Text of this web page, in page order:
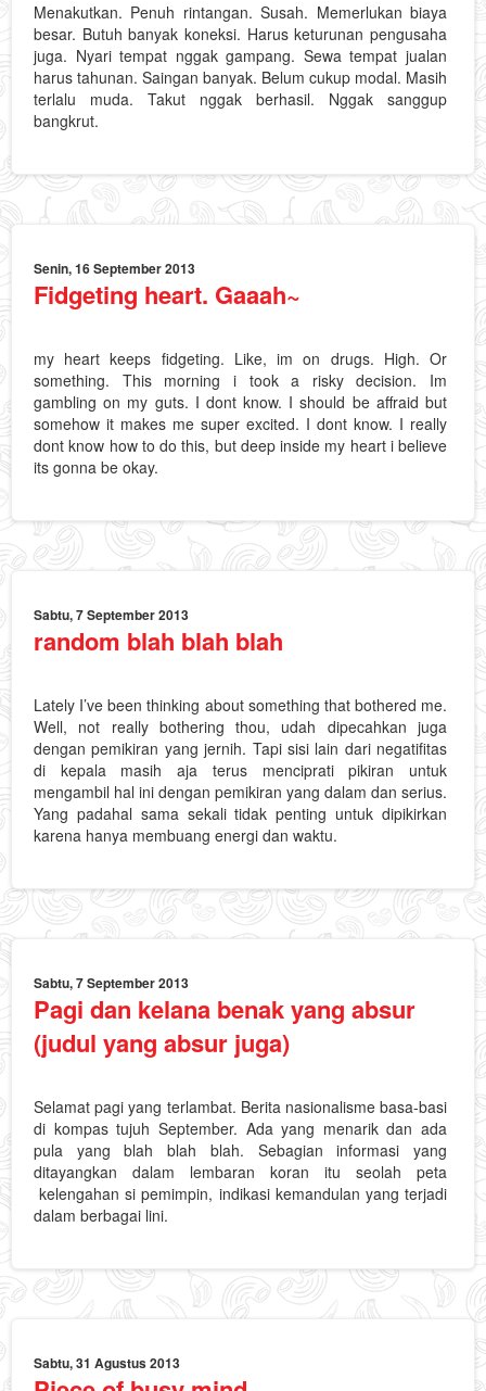
Menakutkan. Penuh rintangan. Susah. Memerlukan biaya
besar. Butuh banyak koneksi. Harus keturunan pengusaha
juga. Nyari tempat nggak gampang. Sewa tempat jualan
harus tahunan. Saingan banyak. Belum cukup modal. Masih
terlalu muda. Takut nggak berhasil. Nggak sanggup
bangkrut.
Senin, 16 September 2013
Fidgeting heart. Gaaah~
my heart keeps fidgeting. Like, im on drugs. High. Or
something. This morning i took a risky decision. Im
gambling on my guts. I dont know. I should be affraid but
somehow it makes me super excited. I dont know. I really
dont know how to do this, but deep inside my heart i believe
its gonna be okay.
Sabtu, 7 September 2013
random blah blah blah
Lately I’ve been thinking about something that bothered me.
Well, not really bothering thou, udah dipecahkan juga
dengan pemikiran yang jernih. Tapi sisi lain dari negatifitas
di kepala masih aja terus menciprati pikiran untuk
mengambil hal ini dengan pemikiran yang dalam dan serius.
Yang padahal sama sekali tidak penting untuk dipikirkan
karena hanya membuang energi dan waktu.
Sabtu, 7 September 2013
Pagi dan kelana benak yang absur
(judul yang absur juga)
Selamat pagi yang terlambat. Berita nasionalisme basa-basi
di kompas tujuh September. Ada yang menarik dan ada
pula yang blah blah blah. Sebagian informasi yang
ditayangkan dalam lembaran koran itu seolah peta
kelengahan si pemimpin, indikasi kemandulan yang terjadi
dalam berbagai lini.
Sabtu, 31 Agustus 2013